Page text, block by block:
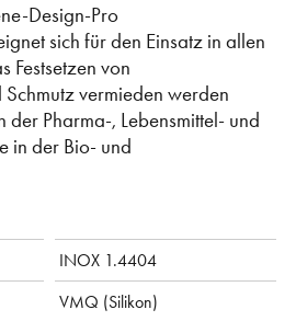
Design-Pro
sich für den Einsatz in allen
Festsetzen von
vermieden werden
der Pharma-, Lebensmittel- und
in der Bio- und
INOX 1.4404
VMQ (Silikon)